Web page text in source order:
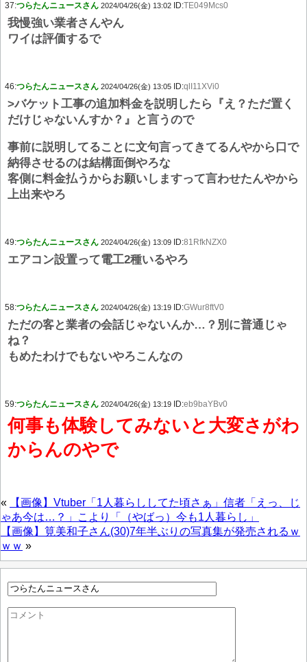
37:つらたんニュースさん 2024/04/26(金) 13:02 ID:TE049Mcs0
我慢強い業者さんやん
ワイは評価するで
46:つらたんニュースさん 2024/04/26(金) 13:05 ID:qlI11XVi0
>バケット工事の追加料金を説明したら『え？ただ置く
だけじゃないんすか？』と言うので
事前に説明してることに文句言ってきてるんやから口で
納得させるのは結構面倒やろな
客側に料金払うからお願いしますって言わせたんやから
上出来やろ
49:つらたんニュースさん 2024/04/26(金) 13:09 ID:81RfkNZX0
エアコン設置って電工2種いるやろ
58:つらたんニュースさん 2024/04/26(金) 13:19 ID:GWur8ftV0
ただの客と業者の会話じゃないんか…？別に普通じゃ
ね？
もめたわけでもないやろこんなの
59:つらたんニュースさん 2024/04/26(金) 13:19 ID:eb9baYBv0
何事も体験してみないと大変さがわ
からんのやで
«
【画像】Vtuber「1人暮らししてた頃さぁ」信者「えっ、じ
ゃあ今は…？」こより「（やばっ）今も1人暮らし」
【画像】筧美和子さん(30)7年半ぶりの写真集が発売されるｗ
ｗｗ »